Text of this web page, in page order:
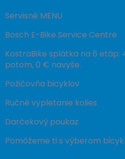
Servisné MENU
Bosch E-Bike Service Centre
KostraBike splátka na 6 etáp:
potom, 0 € navyše.
Požičovňa bicyklov
Ručné vypletanie kolies
Darčekový poukaz
Pomôžeme ti s výberom